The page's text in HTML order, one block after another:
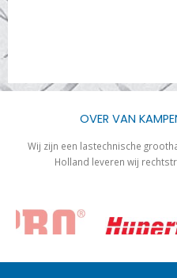
OVER VAN
Wij zijn een lastechnische
Holland leveren wij